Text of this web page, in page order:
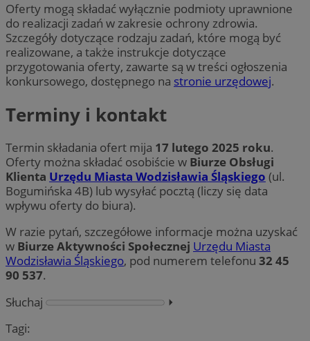
Oferty mogą składać wyłącznie podmioty uprawnione
do realizacji zadań w zakresie ochrony zdrowia.
Szczegóły dotyczące rodzaju zadań, które mogą być
realizowane, a także instrukcje dotyczące
przygotowania oferty, zawarte są w treści ogłoszenia
konkursowego, dostępnego na stronie urzędowej.
Terminy i kontakt
Termin składania ofert mija 17 lutego 2025 roku.
Oferty można składać osobiście w Biurze Obsługi
Klienta Urzędu Miasta Wodzisławia Śląskiego (ul.
Bogumińska 4B) lub wysyłać pocztą (liczy się data
wpływu oferty do biura).
W razie pytań, szczegółowe informacje można uzyskać
w Biurze Aktywności Społecznej Urzędu Miasta
Wodzisławia Śląskiego, pod numerem telefonu 32 45
90 537.
Słuchaj
⏵︎
Tagi: